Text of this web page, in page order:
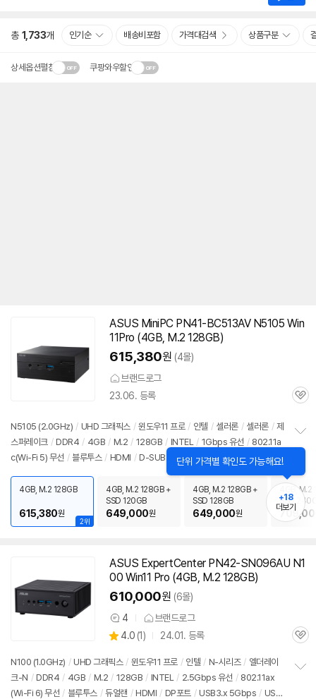
총 1,733개 인기순 배송비포함 가격대검색 상품구분
상세옵션펼침 쿠팡와우할인
ASUS MiniPCPN41-BC513AV N5105 Win
11Pro (4GB, M.2 128GB)
615,380원 (4몰)
브랜드로그
23.06. 등록
관
N5105 (2.0GHz) / UHD 그래픽스 / 윈도우11 프로 / 인텔 / 셀러론 / 셀러론 / 제
스퍼레이크 / DDR4 / 4GB / M.2 / 128GB / INTEL / 1Gbps 유선 / 802.11a
c(Wi-Fi 5) 무선 / 블루투스 / HDMI / D-SUB USB3.x 5Gbps / USB C타입 1
USB-PD(+DC) / 미니PC / 0.7kg / 용도: 사무/
인강용
정
펼
치
기
2위
4GB, M.2 128GB
615,380원
4GB, M.2 128GB +
SSD 120GB
649,000원
4GB, M.2 128GB +
SSD 128GB
649,000원
4GB,
SSD
+18
더보기
ASUS ExpertCenter PN42-SN096AU N1
00 Win11 Pro (4GB, M.2 128GB)
610,000원 (6몰)
상
품
견
4 브랜드로그
별
점
4.0 (상
리
뷰
1) 24.01. 등록
관
N100 (1.0GHz) / UHD 그래픽스 / 윈도우11 프로 / 인텔 / N-시리즈 / 엘더레이
크-N / DDR4 / 4GB / M.2 / 128GB / INTEL / 2.5Gbps 유선 / 802.11ax
(Wi-Fi 6) 무선 / 블루투스 / 듀얼랜 / HDMI / DP포트 / USB3.x 5Gbps / USB